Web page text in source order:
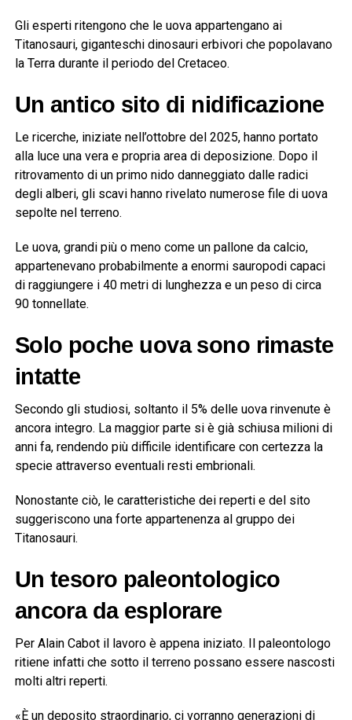
Gli esperti ritengono che le uova appartengano ai
Titanosauri, giganteschi dinosauri erbivori che popolavano
la Terra durante il periodo del Cretaceo.
Un antico sito di nidificazione
Le ricerche, iniziate nell’ottobre del 2025, hanno portato
alla luce una vera e propria area di deposizione. Dopo il
ritrovamento di un primo nido danneggiato dalle radici
degli alberi, gli scavi hanno rivelato numerose file di uova
sepolte nel terreno.
Le uova, grandi più o meno come un pallone da calcio,
appartenevano probabilmente a enormi sauropodi capaci
di raggiungere i 40 metri di lunghezza e un peso di circa
90 tonnellate.
Solo poche uova sono rimaste
intatte
Secondo gli studiosi, soltanto il 5% delle uova rinvenute è
ancora integro. La maggior parte si è già schiusa milioni di
anni fa, rendendo più difficile identificare con certezza la
specie attraverso eventuali resti embrionali.
Nonostante ciò, le caratteristiche dei reperti e del sito
suggeriscono una forte appartenenza al gruppo dei
Titanosauri.
Un tesoro paleontologico
ancora da esplorare
Per Alain Cabot il lavoro è appena iniziato. Il paleontologo
ritiene infatti che sotto il terreno possano essere nascosti
molti altri reperti.
«È un deposito straordinario, ci vorranno generazioni di